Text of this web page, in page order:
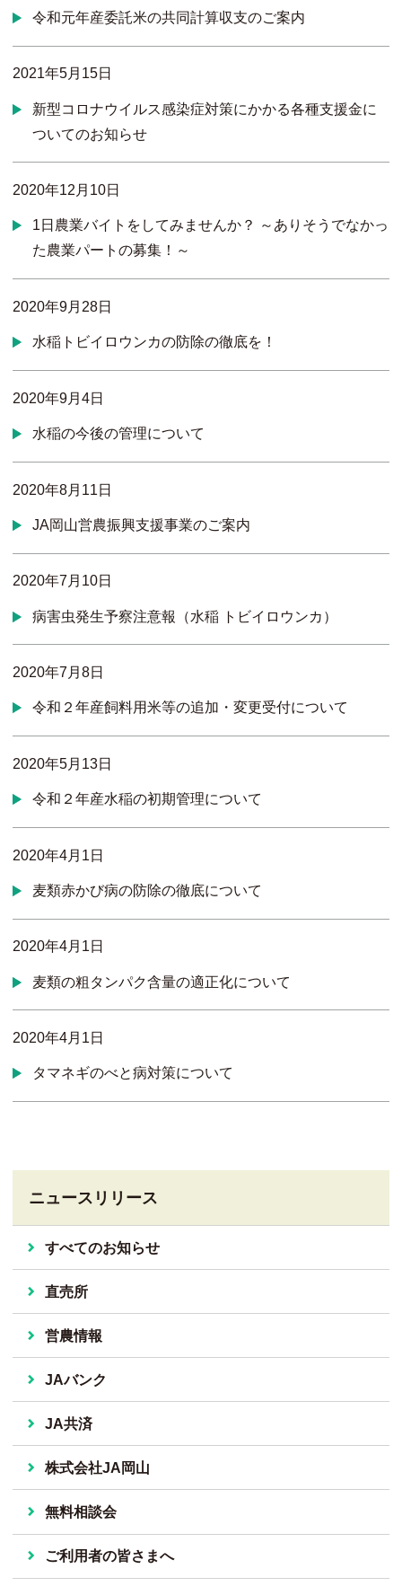
令和元年産委託米の共同計算収支のご案内
2021年5月15日
新型コロナウイルス感染症対策にかかる各種支援金に
ついてのお知らせ
2020年12月10日
1日農業バイトをしてみませんか？ ～ありそうでなかっ
た農業パートの募集！～
2020年9月28日
水稲トビイロウンカの防除の徹底を！
2020年9月4日
水稲の今後の管理について
2020年8月11日
JA岡山営農振興支援事業のご案内
2020年7月10日
病害虫発生予察注意報（水稲 トビイロウンカ）
2020年7月8日
令和２年産飼料用米等の追加・変更受付について
2020年5月13日
令和２年産水稲の初期管理について
2020年4月1日
麦類赤かび病の防除の徹底について
2020年4月1日
麦類の粗タンパク含量の適正化について
2020年4月1日
タマネギのべと病対策について
ニュースリリース
すべてのお知らせ
直売所
営農情報
JAバンク
JA共済
株式会社JA岡山
無料相談会
ご利用者の皆さまへ